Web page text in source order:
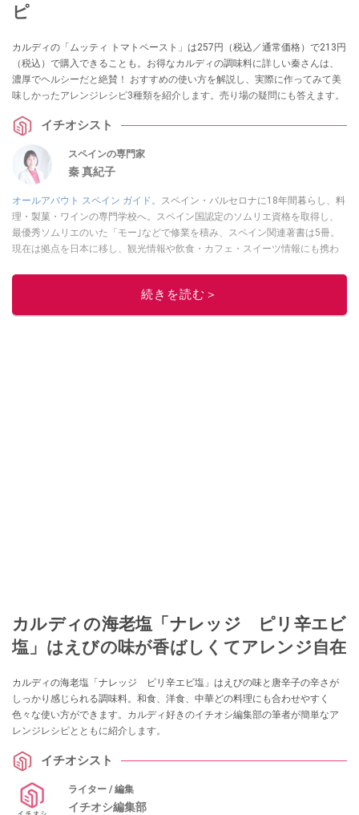
ピ
カルディの「ムッティ トマトペースト」は257円（税込／通常価格）で213円
（税込）で購入できることも。お得なカルディの調味料に詳しい秦さんは、
濃厚でヘルシーだと絶賛！ おすすめの使い方を解説し、実際に作ってみて美
味しかったアレンジレシピ3種類を紹介します。売り場の疑問にも答えます。
イチオシスト
スペインの専門家
秦 真紀子
オールアバウト スペイン ガイド。
スペイン・バルセロナに18年間暮らし、料
理・製菓・ワインの専門学校へ。スペイン国認定のソムリエ資格を取得し、
最優秀ソムリエのいた「モー｣などで修業を積み、スペイン関連著書は5冊。
現在は拠点を日本に移し、観光情報や飲食・カフェ・スイーツ情報にも携わ
ーツ販売チェーンのおすすめ商品情報も発信。
17州おいしい旅』（‎産業編集センター刊）ほか。
ガイドや、飲食関連の方の視察旅行のコーディネートやガイド、スペインの
続きを読む＞
カルディの海老塩「ナレッジ ピリ辛エビ
塩」はえびの味が香ばしくてアレンジ自在
カルディの海老塩「ナレッジ ピリ辛エビ塩」はえびの味と唐辛子の辛さが
しっかり感じられる調味料。和食、洋食、中華どの料理にも合わせやすく
色々な使い方ができます。カルディ好きのイチオシ編集部の筆者が簡単なア
レンジレシピとともに紹介します。
イチオシスト
ライター / 編集
イチオシ編集部